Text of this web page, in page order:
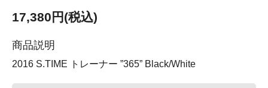
17,380円(税込)
商品説明
2016 S.TIME トレーナー ”365” Black/White